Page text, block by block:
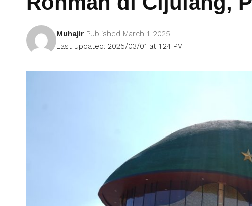
Last updated: 2025/03/01 at 1:24 PM
Muhajir Published March 1, 2025